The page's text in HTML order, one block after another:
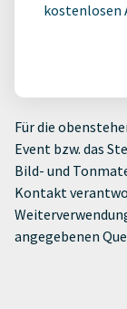
kostenlosen
Für die
Event bzw. das
Bild- und
Kontakt
angegebenen